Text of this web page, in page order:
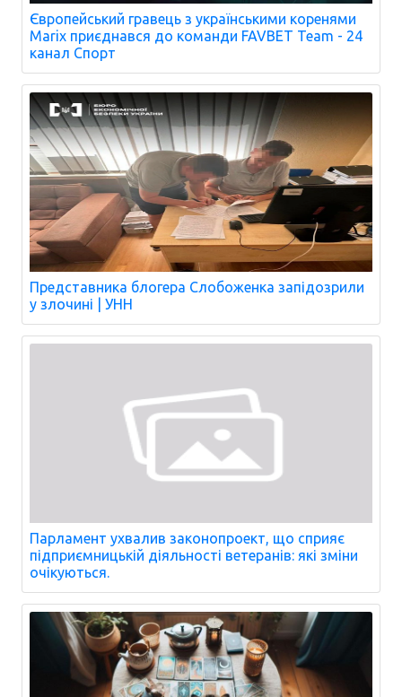
Європейський гравець з українськими коренями
Marix приєднався до команди FAVBET Team - 24
канал Спорт
Представника блогера Слобоженка запідозрили
у злочині | УНН
Парламент ухвалив законопроект, що сприяє
підприємницькій діяльності ветеранів: які зміни
очікуються.